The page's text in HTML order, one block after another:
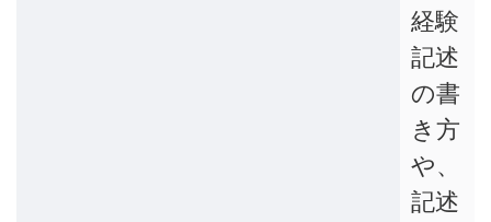
経験
記述
の書
き方
や、
記述